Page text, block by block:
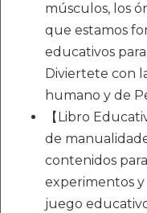
músculos, los
que estamos
educativos
Diviertete con
humano y de
【Libro
de
contenidos
experimentos y
juego